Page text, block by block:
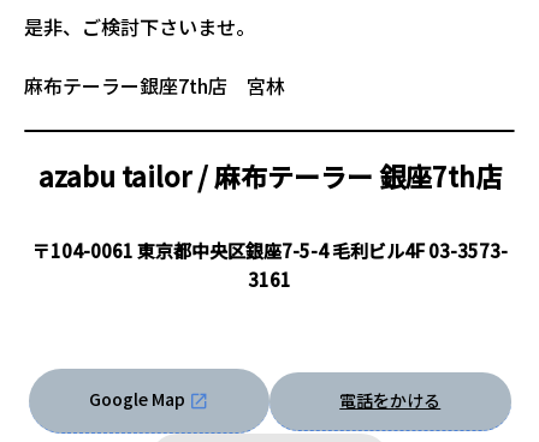
是非、ご検討下さいませ。
麻布テーラー銀座7th店 宮林
azabu tailor / 麻布テーラー銀座7th店
〒104-0061 東京都中央区銀座7-5-4 毛利ビル4F 03-3573-
3161
Google Map 電話をかける